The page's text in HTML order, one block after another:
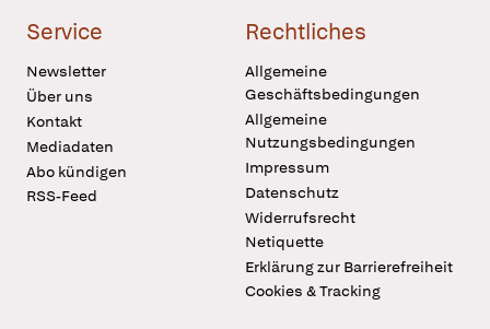
Service
Newsletter
Über uns
Kontakt
Mediadaten
Abo kündigen
RSS-Feed
Rechtliches
Allgemeine
Geschäftsbedingungen
Allgemeine
Nutzungsbedingungen
Impressum
Datenschutz
Widerrufsrecht
Netiquette
Erklärung zur Barrierefreiheit
Cookies & Tracking